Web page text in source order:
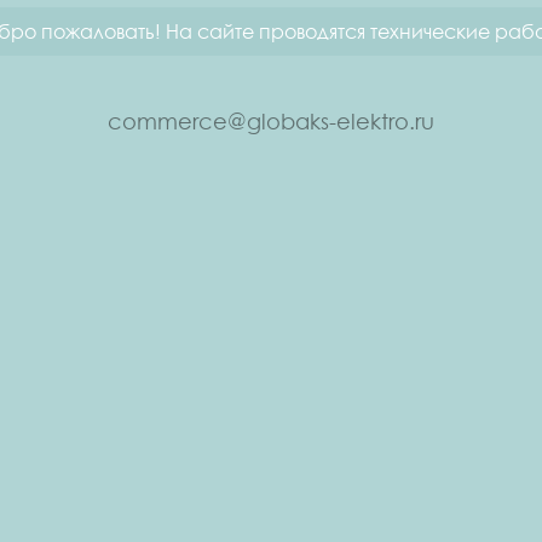
пожаловать! На сайте проводятся технические
commerce@globaks-elektro.ru